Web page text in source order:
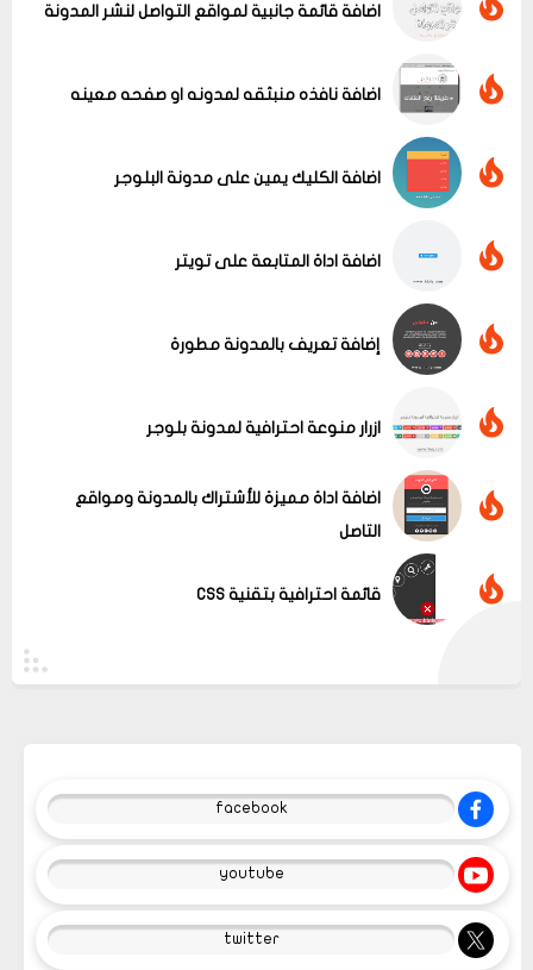
عرض الكل
اضافة قائمة جانبية لمواقع التواصل لنشر المدونة
اضافة نافذه منبثقه لمدونه او صفحه معينه
اضافة الكليك يمين على مدونة البلوجر
اضافة اداة المتابعة على تويتر
إضافة تعريف بالمدونة مطورة
ازرار منوعة احترافية لمدونة بلوجر
اضافة اداة مميزة للأشتراك بالمدونة ومواقع
التاصل
قائمة احترافية بتقنية CSS
facebook
youtube
twitter